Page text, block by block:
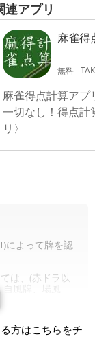
連アプリ
麻雀得
無料
麻雀得点計算アプ
一切なし！得点計
リ〉
によって牌を認
は、(赤ドラ以
風牌、場風
する必要があ
間としては1分
方はこちらをチ